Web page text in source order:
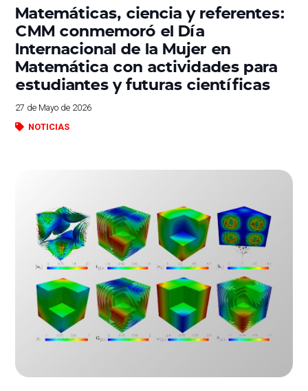
Matemáticas, ciencia y referentes:
CMM conmemoró el Día
Internacional de la Mujer en
Matemática con actividades para
estudiantes y futuras científicas
27 de Mayo de 2026
NOTICIAS